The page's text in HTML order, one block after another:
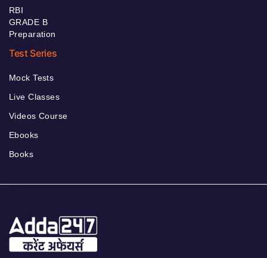
RBI
GRADE B
Preparation
Test Series
Mock Tests
Live Classes
Videos Course
Ebooks
Books